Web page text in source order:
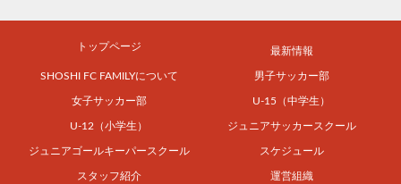
トップページ 最新情報
SHOSHI FC FAMILYについて 男子サッカー部
女子サッカー部 U-15（中学生）
U-12（小学生） ジュニアサッカースクール
ジュニアゴールキーパースクール スケジュール
スタッフ紹介 運営組織